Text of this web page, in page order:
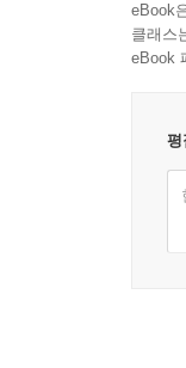
eBook
클래스
eBook
평